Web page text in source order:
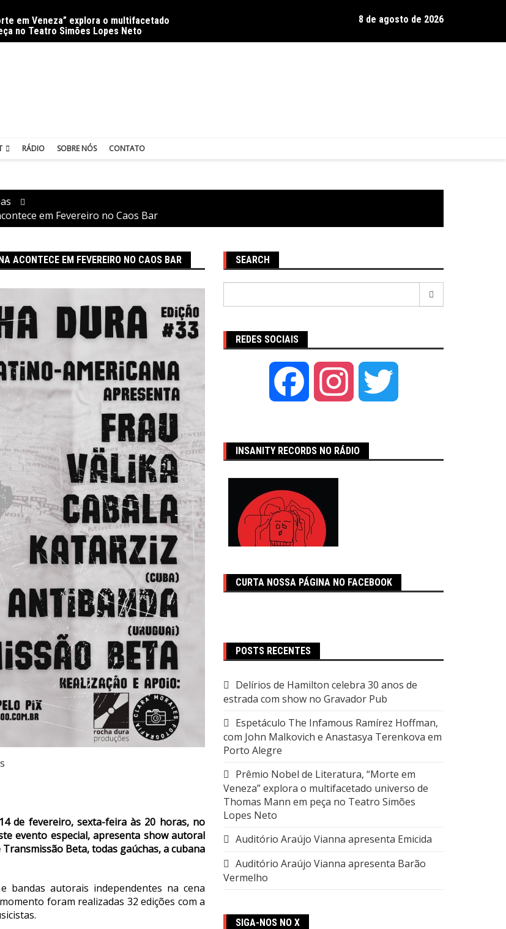
em Veneza” explora o multifacetado
no Teatro Simões Lopes Neto
Delírios de Hamilton celebra 30 anos de estrada com show no Gravador
8 de agosto de 2026
RÁDIO SOBRE NÓS CONTATO
em Fevereiro no Caos Bar
ACONTECE EM FEVEREIRO NO CAOS BAR
de fevereiro, sexta-feira às 20 horas, no
evento especial, apresenta show autoral
Beta, todas gaúchas, a cubana
autorais independentes na cena
foram realizadas 32 edições com a
SEARCH
REDES SOCIAIS
Facebook Instagram
INSANITY RECORDS NO RÁDIO
CURTA NOSSA PÁGINA NO FACEBOOK
POSTS RECENTES
Delírios de Hamilton celebra 30 anos de
estrada com show no Gravador Pub
Espetáculo The Infamous Ramírez Hoffman,
com John Malkovich e Anastasya Terenkova em
Porto Alegre
Prêmio Nobel de Literatura, “Morte em
Veneza” explora o multifacetado universo de
Thomas Mann em peça no Teatro Simões
Lopes Neto
Auditório Araújo Vianna apresenta Emicida
Auditório Araújo Vianna apresenta Barão
Vermelho
SIGA-NOS NO X